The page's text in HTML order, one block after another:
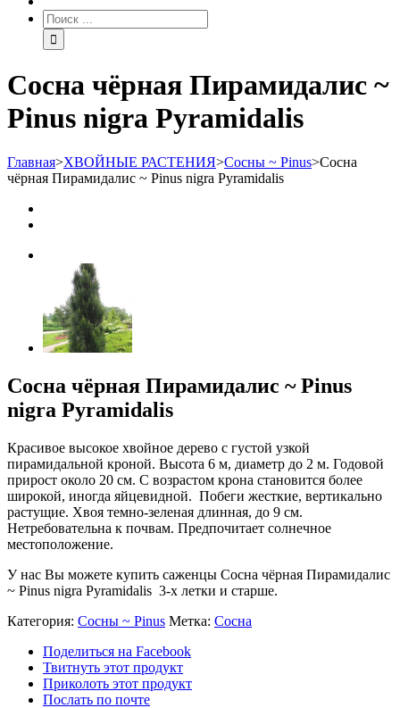
Сосна чёрная Пирамидалис ~
Pinus nigra Pyramidalis
Главная>ХВОЙНЫЕ РАСТЕНИЯ>Сосны ~ Pinus>Сосна
чёрная Пирамидалис ~ Pinus nigra Pyramidalis
Сосна чёрная Пирамидалис ~ Pinus
nigra Pyramidalis
Красивое высокое хвойное дерево с густой узкой
пирамидальной кроной. Высота 6 м, диаметр до 2 м. Годовой
прирост около 20 см. С возрастом крона становится более
широкой, иногда яйцевидной. Побеги жесткие, вертикально
растущие. Хвоя темно-зеленая длинная, до 9 см.
Нетребовательна к почвам. Предпочитает солнечное
местоположение.
У нас Вы можете купить саженцы Сосна чёрная Пирамидалис
~ Pinus nigra Pyramidalis 3-х летки и старше.
Категория: Сосны ~ Pinus Метка: Сосна
Поделиться на Facebook
Твитнуть этот продукт
Приколоть этот продукт
Послать по почте